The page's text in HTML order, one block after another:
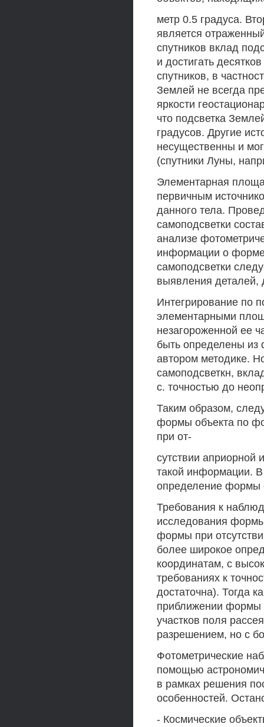
метр 0.5 градуса.
является
спутников вклад
и достигать
спутников, в
Землей не всегда
яркости
что подсветка
градусов. Другие
несущественны и
(спутники Луны,
Элементарная
первичным
данного тела.
самоподсветки
анализе
информации о форме
самоподсветки
выявления деталей,
Интегрирование по
элементарными
незагороженной ее
быть определены из
автором методике.
самоподсветкн,
с. точностью до
Таким образом,
формы объекта по
при от-
сутствии
такой информации.
определение формы
Требования к
исследования
формы при
более широкое
координатам, с
требованиях к
достаточна). Тогда
приближении формы
участков поля
разрешением, но с
Фотометрические
помощью
в рамках решения
особенностей.
- Космические